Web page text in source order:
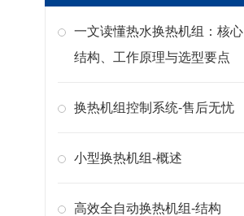
一文读懂热水换热机组：核心
结构、工作原理与选型要点
换热机组控制系统-售后无忧
小型换热机组-概述
高效全自动换热机组-结构